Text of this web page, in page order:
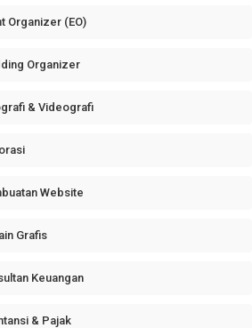
Organizer (EO)
Organizer
& Videografi
Website
Grafis
Keuangan
& Pajak